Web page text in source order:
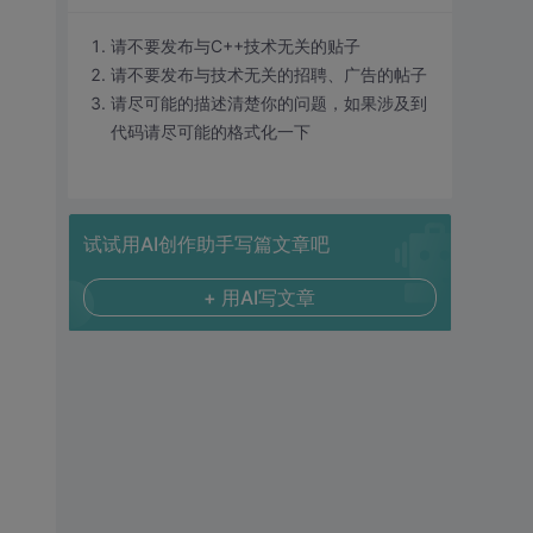
请不要发布与C++技术无关的贴子
请不要发布与技术无关的招聘、广告的帖子
请尽可能的描述清楚你的问题，如果涉及到
代码请尽可能的格式化一下
试试用AI创作助手写篇文章吧
+ 用AI写文章